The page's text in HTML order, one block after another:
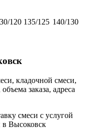
120 135/125 140/130
кладочной смеси,
заказа, адреса
смеси с услугой
в Высоковск